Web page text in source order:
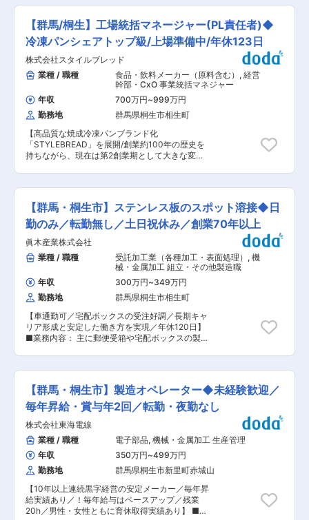
分）＝75分） シフト（3） 0:15〜9:15（休憩時
間…3:45〜4:45（60分）＋ 6:45〜7:00（15分）
＝75分） ■昇給について 勤続年数に合わせた年
齢給と前年の業務評価を踏まえ、決定します。ほ
どんどの社員が毎年昇給しており、オペレーター
として長く働いていただくことで給与を上げてい
伴わない、勤務地限定での採用になります。 ・有
給平均取得日数：年間15.9日（2024年度実績）
・育休取得率：女性100％、男性90％（2024年
度実績） ※くるみん認定・えるぼし認定を取得し
ております。 男性の育休取得率100％および取得
日数の拡大を目標に取り組んでいます。 ■同社に
ある情報サービス企業の中では、売上高、従業員
数も最大規模となっています。 10期連続増益と
ます。 変更の範囲：会社の定める業務
製造現場における品質・衛生管理体制の構築およ
び運用全般をリードし、従業員教育や工場監査業
務も含めてマネジメントを担っていただきます。
食品安全規格の遵守はもちろん、現場課題の発
見・改善、仕組み作りを通じて工場の品質基準向
上へ貢献していただきます。 ■業務詳細 ・工場
内の安全衛生・品質管理体制の監査、指導 ・
ISO22000に基づいた製品の管理全般 ・HACCP
の維持運用 ・従業員への教育・指導 ■魅力・特
徴 ・更なる事業成長を目指している当社では、現
場で活躍しながら工場の経営に近い位置で仕事に
携わることができます。 ・成果をしっかりと評価
する環境の為、自己成長と事業貢献どちらも感じ
ながら仕事に取り組むことができます。 ・品質に
強いこだわりを持った商品を製造しているため、
プロフェッショナルなモノづくりを追求し、より
の自社工場で製造した高品質な焼成冷凍パンを
「STYLEBREAD」としてブランド化し、ホテ
ル・結婚式場・レストランなどに向けて販売する
BtoB事業と、一般消費者に向けたオンラインスト
アを軸としたBtoC事業を展開している会社です。
焼成冷凍パンとは、パン製造の最終工程である焼
成後、急速冷凍したパンのこと。 焼成後に急速冷
凍することで、パンの劣化の原因となる水分の蒸
発とデンプンの劣化を防ぎ、焼きたてそのままの
鮮度を保ちます。1930年に「桐生製パン所」と
して歩みを始め、美味しい食事パンを食のプロに
向けて提供していきたいという想いから、2006
年に焼成冷凍パン事業をスタートさせ、「パンを
を創る。」というミッションのもと新しいパン食
文化の創造に取り組んでいます。 ■社風 月に1度
度がございます。従業員数は約450名、9割以上
が中途入社者です。 ボードメンバーも30代が中
心の若い組織です。 変更の範囲：無
【群馬/桐生】工場統括マネージャー(PL責任者)◆
冷凍パンシェアトップ級/上場準備中/年休123日
株式会社スタイルブレッド
業種 / 職種
食品・飲料メーカー（原料含む） , 経営
幹部・CxO 事業統括マネジャー
年収
700万円~999万円
勤務地
群馬県桐生市相生町
【高品質な焼成冷凍パンブランド化
「STYLEBREAD」を展開/創業約100年の歴史を
持ちながら、現在は第2創業期として大きな変革
ン製造工場の運営責任者として、工場全体のPL責
任を担い、安定した生産と利益改善を推進してい
ただきます。工場の数値を可視化し、データに基
づいた改善サイクルの構築や、原価管理体制の強
化、生産効率の最大化を図る役割です。事業成長
に直結する意思決定や現場改革をリードし、組織
全体を巻き込んだ生産性向上に取り組んでいただ
きます。 ■業務詳細 〜工場単位でのPL責任を持
ち、製造工場の安定生産と利益改善を推進してい
ただきます。〜 ・現場の数値を可視化し、データ
に基づいた改善サイクルを確立する ・原価管理体
制を構築し、コスト意識の向上と利益率の改善を
実現する ・量産体制を確立し、生産効率を最大化
する ■特長・魅力 ・工場単位でのＰＬ責任を持
ち、自らの考えとリーダーシップで工場運営に携
われる経験を得ることができます。 ・会社が成長
も数も今後さらに増えていくことが想定され、複
数の拠点を統括する部門や新しい技術探索を行う
部門など、複数のキャリアパスを見据えたチャレ
ンジが可能です。 ・当社で目指せるキャリアとし
ては、マネージャーの一階層上となる生産管理本
部長を目指していただけます。 ・生産管理本部長
は、各工場に加え、物流チームや技術チーム、生
産管理チームの統括も担っていただきます。 ■当
社について 自社工場で製造した高品質な焼成冷凍
パンを「STYLEBREAD」としてブランド化し、
ホテル・結婚式場・レストランなどに向けて販売
するBtoB事業と、一般消費者に向けたオンライン
【群馬・桐生市】ステンレス板のスポット溶接◆日
勤のみ／転勤無し／土日祝休み／創業70年以上
眞木産業株式会社
業種 / 職種
受託加工業（各種加工・表面処理） , 機
械・金属加工 組立・その他製造職
年収
300万円~349万円
勤務地
群馬県桐生市相生町
【車通勤可／宅配ボックスの受注好調／長期キャ
リア形成と安定した働き方を実現／年休120日】
■業務内容： 主に郵便受箱や宅配ボックスの製作
中心で、火花や煙が出ないため安全に作業ができ
ます。 繁忙期には月20〜30時間程度の残業があ
りますが、閑散期は月1〜2時間程度と少なめで
す。 ■組織構成： 20代〜50代の3名が在籍して
おり、わからないことはすぐに質問できる環境で
す。 チームでフォローをし合いながら業務を進め
る場面もあります。 本社での勤務となり、転勤は
ありません。桐生市で創業して70年以上の安定し
た会社であり、従業員の定着率も高いです。 ■キ
ャリアパス：まずは電極交換からお任せしはじ
けながら裁量もってご就業いただけます。将来的
には班長・リーダーポジションへの昇格もあり、
キャリアアップのチャンスもございます。 ■当
【群馬・桐生市】製造オペレーター◆未経験歓迎／
毎年昇給・賞与年2回／転勤・夜勤なし
株式会社東海電線
業種 / 職種
電子部品, 機械・金属加工 生産管理
年収
350万円~499万円
勤務地
群馬県桐生市新里町赤城山
【10年以上連続黒字経営の安定メーカー／毎年昇
給実績あり／！毎年給与はベースアップ／残業
20h／男性・女性ともに育休取得実績あり】 ■仕